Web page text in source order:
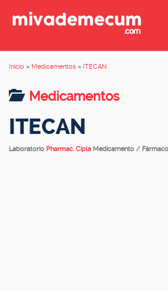
Inicio » Medicamentos » ITECAN
Medicamentos
ITECAN
Laboratorio Pharmac. Cipla Medicamento /